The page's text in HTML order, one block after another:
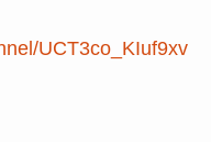
UCT3co_KIuf9xv